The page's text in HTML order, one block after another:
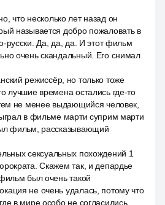
что несколько лет назад он
называется добро пожаловать в
русски. Да, да, да. И этот фильм
очень скандальный. Его снимал
режиссёр, но только тоже
лучшие времена остались где-то
не менее выдающийся человек,
в фильме марти суприм марти
фильм, рассказывающий
сексуальных похождений 1
Скажем так, и депардье
был очень такой
не очень удалась, потому что
в мире особо не согласились